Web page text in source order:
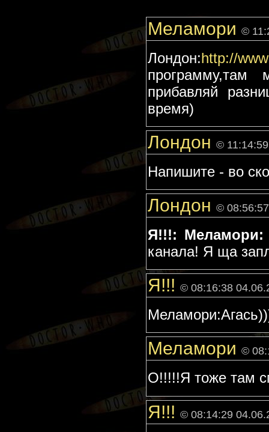
Меламори ©
Лондон:http://
программу,там
прибавляй
время)
Лондон ©
Напишите - во
Лондон ©
Я!!!: Меламори:
канала! Я ща
Я!!! © 08:16:38
Меламори ©
О!!!!!Я тоже там
Я!!! © 08:14:29